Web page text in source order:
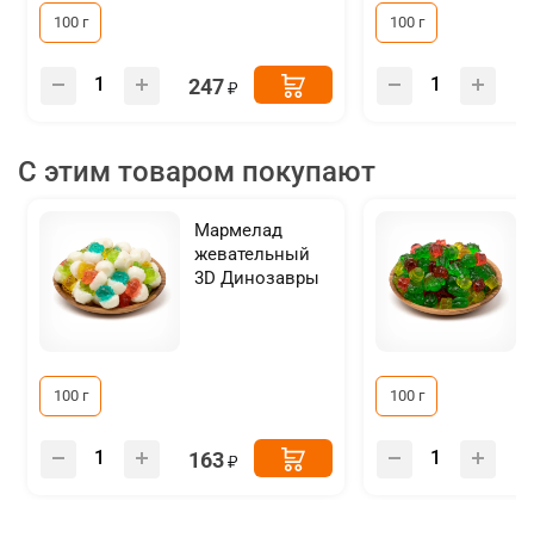
100 г
247
100 г
С этим товаром покупают
Мармелад
жевательный
3D Динозавры
100 г
163
100 г